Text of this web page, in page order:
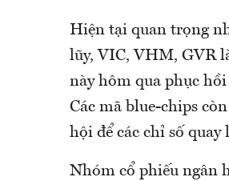
Hiện tại quan trọng
lũy, VIC, VHM, GVR
này hôm qua phục hồi
Các mã blue-chips
hội để các chỉ số
Nhóm cổ phiếu ngân